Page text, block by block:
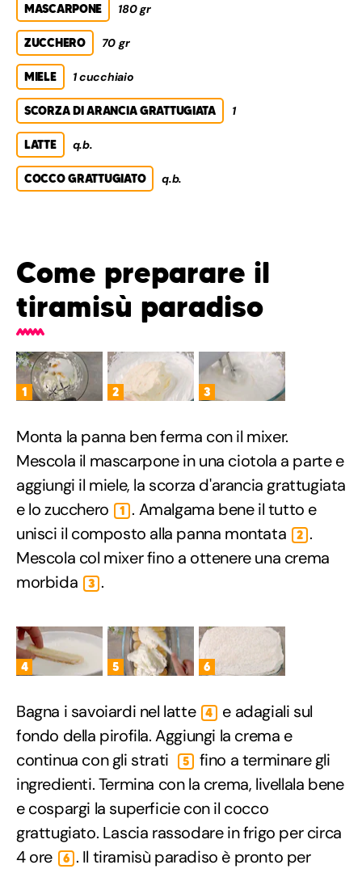
MASCARPONE 180 gr
ZUCCHERO 70 gr
MIELE 1 cucchiaio
SCORZA DI ARANCIA GRATTUGIATA 1
LATTE q.b.
COCCO GRATTUGIATO q.b.
Come preparare il
tiramisù paradiso
1 2 3
Monta la panna ben ferma con il mixer.
Mescola il mascarpone in una ciotola a parte e
aggiungi il miele, la scorza d'arancia grattugiata
e lo zucchero
1 . Amalgama bene il tutto e
unisci il composto alla panna montata
2 .
Mescola col mixer fino a ottenere una crema
morbida
3 .
4 5 6
Bagna i savoiardi nel latte 4
e adagiali sul
fondo della pirofila. Aggiungi la crema e
continua con gli strati
5
fino a terminare gli
ingredienti. Termina con la crema, livellala bene
e cospargi la superficie con il cocco
grattugiato. Lascia rassodare in frigo per circa
4 ore
6 . Il tiramisù paradiso è pronto per